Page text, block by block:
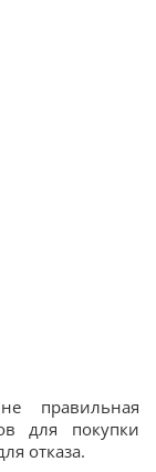
правильная
для покупки
отказа.